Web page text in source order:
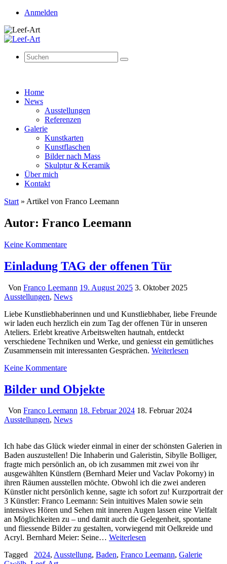
Anmelden
Suchen
nach:
Suchen
Zum
Inhalt
Home
News
Ausstellungen
Referenzen
Galerie
Kunstkarten
Kunstflaschen
Bilder nach Mass
Skulptur & Keramik
Über mich
Kontakt
Start » Artikel von Franco Leemann
Autor: Franco Leemann
Keine Kommentare
Einladung TAG der offenen Tür
Von Franco Leemann 19. August 2025 3. Oktober 2025
Ausstellungen, News
Liebe Kunstliebhaberinnen und und Kunstliebhaber, liebe Freunde
wir laden euch herzlich ein zum Tag der offenen Tür in unseren
Ateliers. Erlebt kreative Arbeitswelten hautnah, entdeckt
verschiedene Techniken und Werke, und geniesst ein gemütliches
Zusammensein mit interessanten Gesprächen. Weiterlesen
Keine Kommentare
Bilder und Objekte
Von Franco Leemann 18. Februar 2024 18. Februar 2024
Ausstellungen, News
Ich habe das Glück wieder einmal in einer der schönsten Galerien in
Baden auszustellen! Die Inhaberin und Galeristin, Sibylle Bolliger,
fragte mich persönlich an, ob ich zusammen mit zwei von ihr
ausgewählten Künstlern (Bernhard Meier und Vaclav Pokorny) in
ihren Räumen ausstellen möchte. Obwohl ich die zwei anderen
Künstler nicht persönlich kenne, sagte ich sofort zu! Kurzportrait der
3 Künstler: Franco Leemann: Sein intuitives Malen sowie sein
intensives Hören und Sehen mit inneren Augen lassen eine Vielfalt
an Möglichkeiten zu – und damit auch die Gelegenheit, spontane
und fliessende Bilder zu gestalten, vorwiegend mit Oelkreide und
Acryl. Bernhard Meier: Seine… Weiterlesen
Tagged
2024, Ausstellung, Baden, Franco Leemann, Galerie